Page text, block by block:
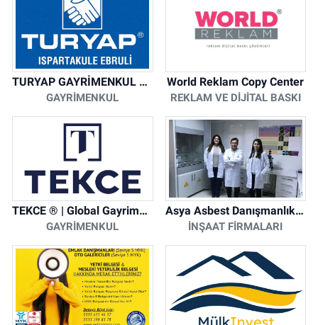
TURYAP GAYRİMENKUL DANIŞMANLIK HİZMETLERİ
GAYRIMENKUL
World Reklam Copy Center
REKLAM VE DIJITAL BASKI
TEKCE ® | Global Gayrimenkul Şirketi
GAYRIMENKUL
Asya Asbest Danışmanlık - Asbest Söküm ve Asbest Raporu
İNŞAAT FIRMALARI